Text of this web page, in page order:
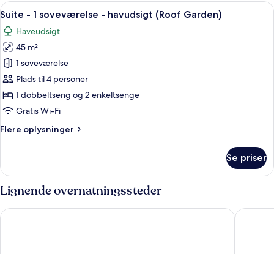
soveværelse
ved
stranden
Indlæs
alle
billeder
af
Suite
-
1
soveværelse
havudsigt
Et overdækket udendørs
18
Suite - 1 soveværelse - havudsigt (Roof Garden)
Haveudsigt
45 m²
1 soveværelse
Plads til 4 personer
1 dobbeltseng og 2 enkeltsenge
Gratis Wi-Fi
Flere oplysninger
Flere
-
1
soveværelse
havudsigt
Se priser
Lignende overnatningssteder
Stavros Villas and Apartments Indigo